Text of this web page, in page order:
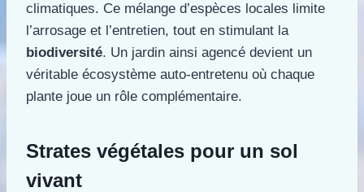
climatiques. Ce mélange d’espèces locales limite
l’arrosage et l’entretien, tout en stimulant la
biodiversité. Un jardin ainsi agencé devient un
véritable écosystème auto-entretenu où chaque
plante joue un rôle complémentaire.
Strates végétales pour un sol
vivant